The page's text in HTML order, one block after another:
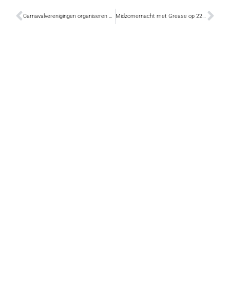
Carnavalverenigingen organiseren bbq op 23 juni Midzomernacht met Grease op 22 juni